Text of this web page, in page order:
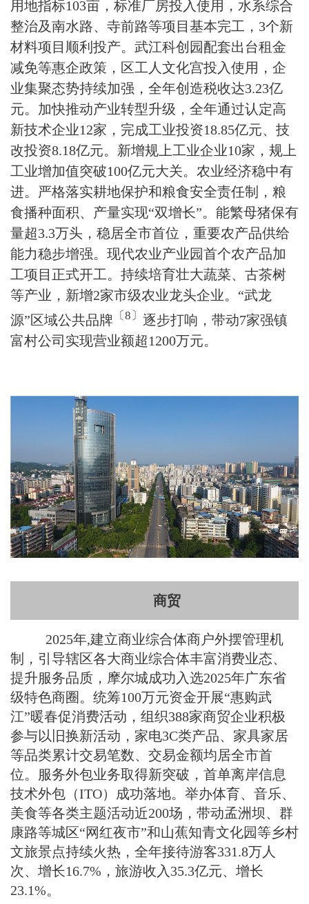
用地指标103亩，标准厂房投入使用，水系综合
整治及南水路、寺前路等项目基本完工，3个新
材料项目顺利投产。武江科创园配套出台租金
减免等惠企政策，区工人文化宫投入使用，企
业集聚态势持续加强，全年创造税收达3.23亿
元。加快推动产业转型升级，全年通过认定高
新技术企业12家，完成工业投资18.85亿元、技
改投资8.18亿元。新增规上工业企业10家，规上
工业增加值突破100亿元大关。农业经济稳中有
进。严格落实耕地保护和粮食安全责任制，粮
食播种面积、产量实现“双增长”。能繁母猪保有
量超3.3万头，稳居全市首位，重要农产品供给
能力稳步增强。现代农业产业园首个农产品加
工项目正式开工。持续培育壮大蔬菜、古茶树
等产业，新增2家市级农业龙头企业。“武龙
源”区域公共品牌 〔8 〕 逐步打响，带动7家强镇
富村公司实现营业额超1200万元。
商贸
2025年,建立商业综合体商户外摆管理机
制，引导辖区各大商业综合体丰富消费业态、
提升服务品质，摩尔城成功入选2025年广东省
级特色商圈。统筹100万元资金开展“惠购武
江”暖春促消费活动，组织388家商贸企业积极
参与以旧换新活动，家电3C类产品、家具家居
等品类累计交易笔数、交易金额均居全市首
位。服务外包业务取得新突破，首单离岸信息
技术外包（ITO）成功落地。举办体育、音乐、
美食等各类主题活动近200场，带动孟洲坝、群
康路等城区“网红夜市”和山蕉知青文化园等乡村
文旅景点持续火热，全年接待游客331.8万人
次、增长16.7%，旅游收入35.3亿元、增长
23.1%。